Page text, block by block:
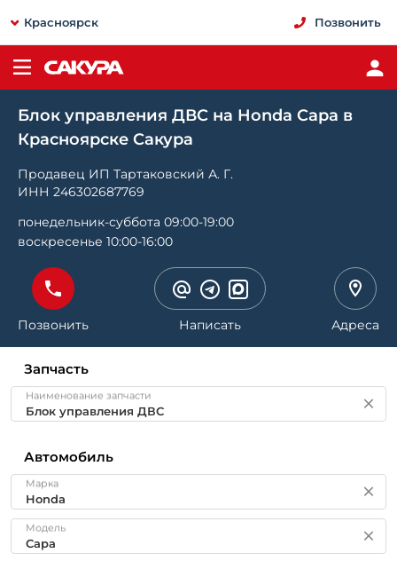
Красноярск Позвонить
Блок управления ДВС на Honda Capa в
Красноярске Сакура
Продавец ИП Тартаковский А. Г.
ИНН 246302687769
понедельник-суббота 09:00-19:00
воскресенье 10:00-16:00
Позвонить Написать Адреса
Запчасть
Наименование запчасти
Автомобиль
Марка
Модель